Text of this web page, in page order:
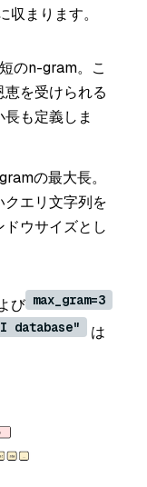
収まります。
のn-gram。こ
を受けられる
も定義しま
の最大長。
クエリ文字列を
ウサイズとし
び max_gram=3
database"
は